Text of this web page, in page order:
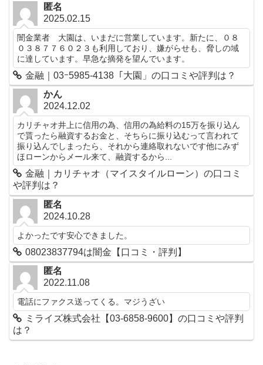
匿名
2025.02.15
闇金業者 大園は、いまだに営業しています。新たに、０８
０３８７７６０２３も利用しており、嫌がらせも、脅しの域
に達しています。早急な摘発を望んでいます。
金融｜03ｰ5985-4138「大園」の口コミや評判は？
かん
2024.12.02
カリチャオ井上に信用の為、信用の為給料の15万を振り込ん
で貰ったら融資するお金と、そちらに振り込むって言われて
振り込んでしまったら、それから連絡取れないです他にみず
ほローンからメール来て、融資するから...
金融｜カリチャオ（マイスタイルローン）の口コミ
や評判は？
匿名
2024.10.28
よかったです安心できました。
08023837794は闇金【口コミ・評判】
匿名
2022.11.08
電話にファクス送ってくる。マジうざい
ミライズ株式会社【03-6858-9600】の口コミや評判
は？